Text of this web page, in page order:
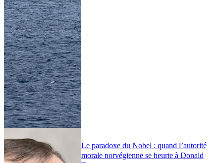
Le paradoxe du Nobel : quand l’autorité
morale norvégienne se heurte à Donald